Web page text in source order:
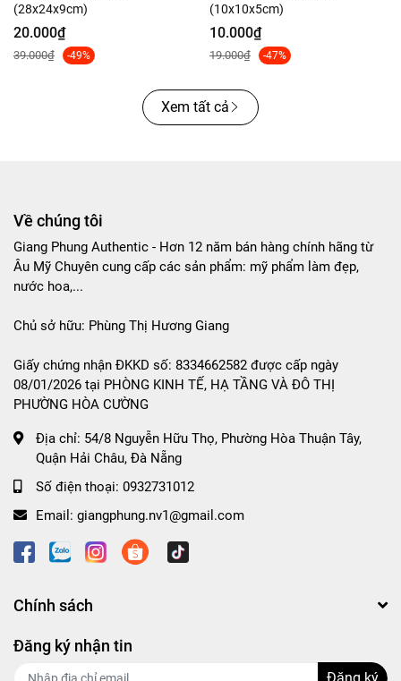
(28x24x9cm)
20.000₫
39.000₫ -49%
(10x10x5cm)
10.000₫
19.000₫ -47%
Xem tất cả
Về chúng tôi
Giang Phung Authentic - Hơn 12 năm bán hàng chính hãng từ
Âu Mỹ Chuyên cung cấp các sản phẩm: mỹ phẩm làm đẹp,
nước hoa,...
Chủ sở hữu: Phùng Thị Hương Giang
Giấy chứng nhận ĐKKD số: 8334662582 được cấp ngày
08/01/2026 tại PHÒNG KINH TẾ, HẠ TẦNG VÀ ĐÔ THỊ
PHƯỜNG HÒA CƯỜNG
Địa chỉ: 54/8 Nguyễn Hữu Thọ, Phường Hòa Thuận Tây,
Quận Hải Châu, Đà Nẵng
Số điện thoại: 0932731012
Email: giangphung.nv1@gmail.com
Chính sách
Đăng ký nhận tin